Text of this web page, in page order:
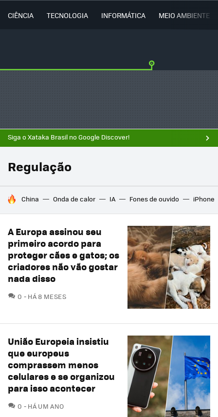
CIÊNCIA TECNOLOGIA INFORMÁTICA MEIO AMBIENTE
Siga o Xataka Brasil no Google Discover!
Regulação
TENDÊNCIAS DO DIA
China Onda de calor IA Fones de ouvido iPhone
A Europa assinou seu
primeiro acordo para
proteger cães e gatos; os
criadores não vão gostar
nada disso
0 COMENTÁRIOS
HÁ 8 MESES
União Europeia insistiu
que europeus
comprassem menos
celulares e se organizou
para isso acontecer
0 COMENTÁRIOS
HÁ UM ANO